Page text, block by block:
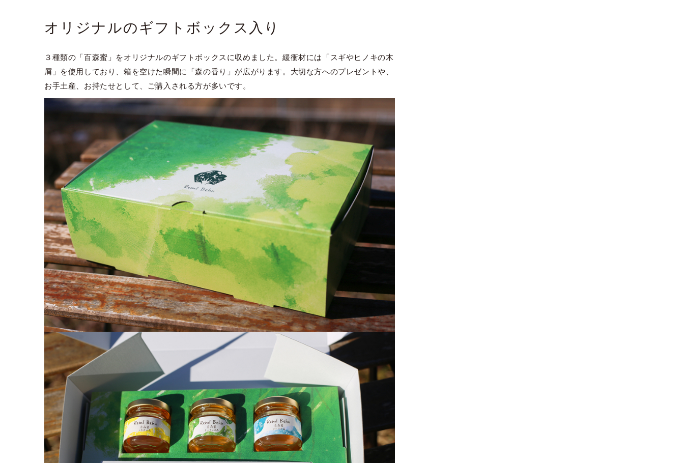
オリジナルのギフトボックス入り
３種類の「百森蜜」をオリジナルのギフトボックスに収めました。緩衝材には「スギやヒノキの木
屑」を使用しており、箱を空けた瞬間に「森の香り」が広がります。大切な方へのプレゼントや、
お手土産、お持たせとして、ご購入される方が多いです。